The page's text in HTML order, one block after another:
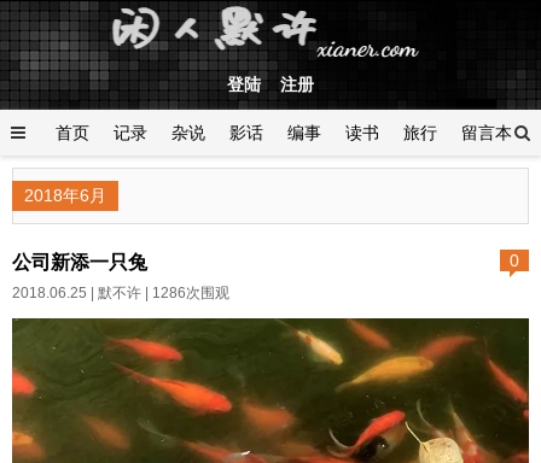
登陆 注册
首页 记录 杂说 影话 编事 读书 旅行 留言本
登陆
2018年6月
0
公司新添一只兔
2018.06.25 | 默不许 | 1286次围观